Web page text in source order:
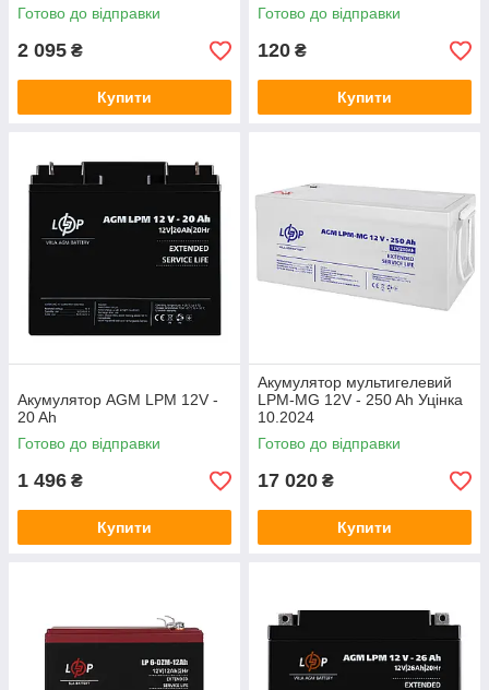
Готово до відправки
2 095 ₴
Купити
Готово до відправки
120 ₴
Купити
Акумулятор AGM LPM 12V -
20 Ah
Готово до відправки
1 496 ₴
Купити
Акумулятор мультигелевий
LPM-MG 12V - 250 Ah Уцінка
10.2024
Готово до відправки
17 020 ₴
Купити